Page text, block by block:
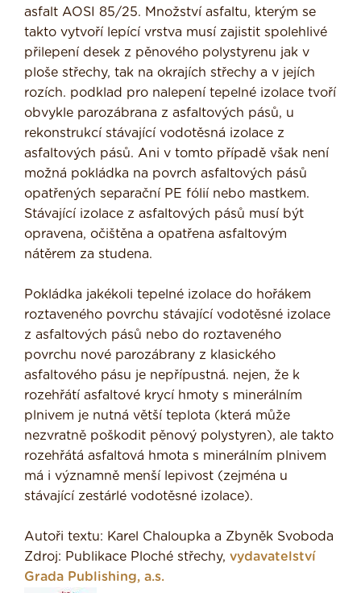
asfalt AOSI 85/25. Množství asfaltu, kterým se
takto vytvoří lepící vrstva musí zajistit spolehlivé
přilepení desek z pěnového polystyrenu jak v
ploše střechy, tak na okrajích střechy a v jejích
rozích. podklad pro nalepení tepelné izolace tvoří
obvykle parozábrana z asfaltových pásů, u
rekonstrukcí stávající vodotěsná izolace z
asfaltových pásů. Ani v tomto případě však není
možná pokládka na povrch asfaltových pásů
opatřených separační PE fólií nebo mastkem.
Stávající izolace z asfaltových pásů musí být
opravena, očištěna a opatřena asfaltovým
nátěrem za studena.
Pokládka jakékoli tepelné izolace do hořákem
roztaveného povrchu stávající vodotěsné izolace
z asfaltových pásů nebo do roztaveného
povrchu nové parozábrany z klasického
asfaltového pásu je nepřípustná. nejen, že k
rozehřátí asfaltové krycí hmoty s minerálním
plnivem je nutná větší teplota (která může
nezvratně poškodit pěnový polystyren), ale takto
rozehřátá asfaltová hmota s minerálním plnivem
má i významně menší lepivost (zejména u
stávající zestárlé vodotěsné izolace).
Autoři textu: Karel Chaloupka a Zbyněk Svoboda
Zdroj: Publikace Ploché střechy, vydavatelství
Grada Publishing, a.s.